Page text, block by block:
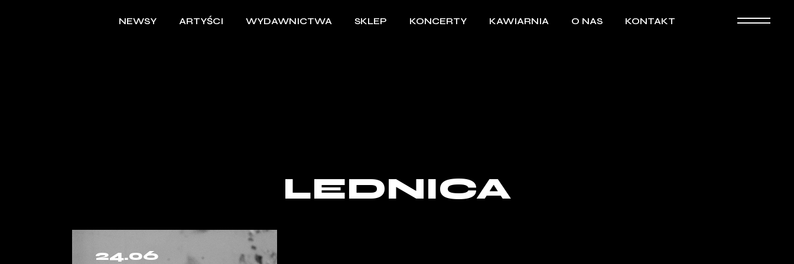
NEWSY ARTYŚCI WYDAWNICTWA SKLEP KONCERTY KAWIARNIA O NAS KONTAKT
LEDNICA
24.06